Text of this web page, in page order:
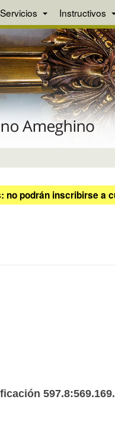
Servicios Instructivos
podrán inscribirse a